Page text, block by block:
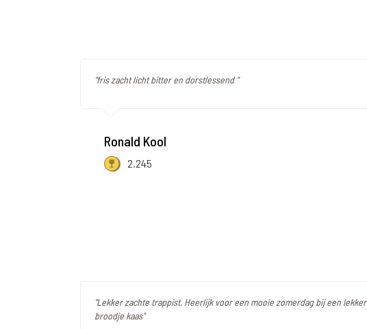
"fris zacht licht bitter en dorstlessend "
Ronald Kool
2.245
"Lekker zachte trappist. Heerlijk voor een mooie zomerdag bij een lekker
broodje kaas"